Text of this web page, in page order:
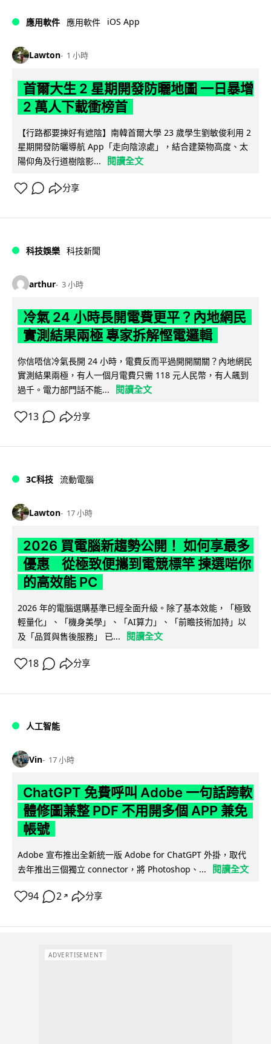
應用軟件 應用軟件 iOS App
Lawton 1 小時
首爾大生 2 星期開發防曬地圖 一日暴增
2 萬人下載衝榜首
【行路都要揀好有遮陰】南韓首爾大學 23 歲學生劉敏俊利用 2
星期開發防曬導航 App「走向陰涼處」，結合建築物高度、太
陽仰角及行道樹陰影...
閱讀全文
分享
科技娛樂 科技新聞
arthur 3 小時
冷氣 24 小時長開電費更平？內地網民
實測結果兩極 專家拆解慳電邏輯
你信唔信冷氣長開 24 小時，電費反而平過開開關關？內地網民
實測結果兩極，有人一個月電費只需 118 元人民幣，有人飆到
過千。電力部門話不能...
閱讀全文
13 分享
3C科技 流動電腦
Lawton 17 小時
2026 買電腦新趨勢公開！ 如何享最多
優惠 從極致便攜到電競標竿 揀選啱你
的高效能 PC
2026 年的電腦選購基準已經全面升級。除了基本效能，「極致
輕量化」、「機身美學」、「AI算力」、「前瞻技術加持」以
及「品質與售後服務」 已...
閱讀全文
18 分享
人工智能
Vin 17 小時
ChatGPT 免費呼叫 Adobe 一句話跨軟
體修圖兼整 PDF 不用開多個 APP 兼免
帳號
Adobe 宣布推出全新統一版 Adobe for ChatGPT 外掛，取代
去年推出三個獨立 connector，將 Photoshop、...
閱讀全文
94 2 ↗ 分享
ADVERTISEMENT